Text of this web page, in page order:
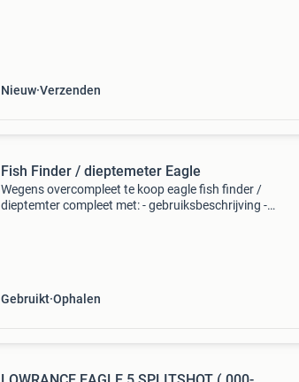
Nieuw Verzenden
Fish Finder / dieptemeter Eagle
Wegens overcompleet te koop eagle fish finder /
dieptemter compleet met: - gebruiksbeschrijving -
Gebruikt Ophalen